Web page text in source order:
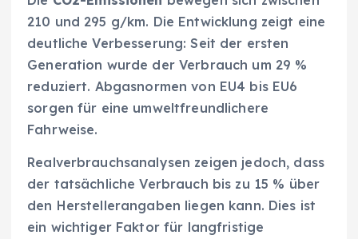
210 und 295 g/km. Die Entwicklung zeigt eine
deutliche Verbesserung: Seit der ersten
Generation wurde der Verbrauch um 29 %
reduziert. Abgasnormen von EU4 bis EU6
sorgen für eine umweltfreundlichere
Fahrweise.
Realverbrauchsanalysen zeigen jedoch, dass
der tatsächliche Verbrauch bis zu 15 % über
den Herstellerangaben liegen kann. Dies ist
ein wichtiger Faktor für langfristige